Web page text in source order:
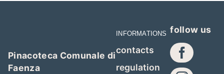
Pinacoteca Comunale di
Faenza
INFORMATIONS
contacts
regulation
follow us